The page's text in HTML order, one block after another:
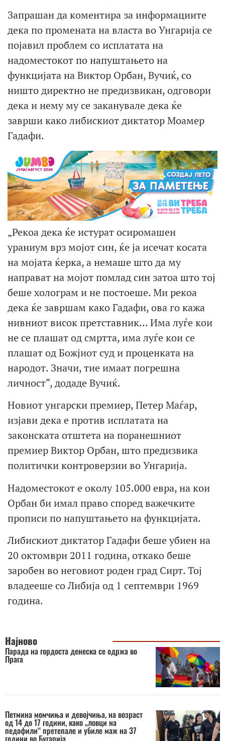
Запрашан да коментира за информациите
дека по промената на власта во Унгарија се
појавил проблем со исплатата на
надоместокот по напуштањето на
функцијата на Виктор Орбан, Вучиќ, со
ништо директно не предизвикан, одговори
дека и нему му се заканувале дека ќе
заврши како либискиот диктатор Моамер
Гадафи.
„Рекоа дека ќе истурат осиромашен
ураниум врз мојот син, ќе ја исечат косата
на мојата ќерка, а немаше што да му
направат на мојот помлад син затоа што тој
беше холограм и не постоеше. Ми рекоа
дека ќе завршам како Гадафи, ова го кажа
нивниот висок претставник… Има луѓе кои
не се плашат од смртта, има луѓе кои се
плашат од Божјиот суд и проценката на
народот. Значи, тие имаат погрешна
личност“, додаде Вучиќ.
Новиот унгарски премиер, Петер Маѓар,
изјави дека е против исплатата на
законската отштета на поранешниот
премиер Виктор Орбан, што предизвика
политички контроверзии во Унгарија.
Надоместокот е околу 105.000 евра, на кои
Орбан би имал право според важечките
прописи по напуштањето на функцијата.
Либискиот диктатор Гадафи беше убиен на
20 октомври 2011 година, откако беше
заробен во неговиот роден град Сирт. Тој
владееше со Либија од 1 септември 1969
година.
Најново
Парада на гордоста денеска се одржа во
Прага
Петмина момчиња и девојчиња, на возраст
од 14 до 17 години, како „ловци на
педофили“ претепале и убиле маж на 37
години во Бугарија